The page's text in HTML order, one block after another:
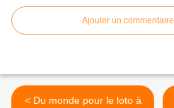
Ajouter un commentaire
< Du monde pour le loto à